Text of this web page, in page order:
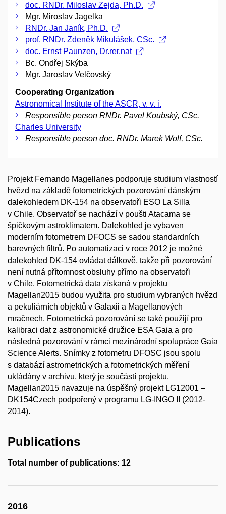
doc. RNDr. Miloslav Zejda, Ph.D.
Mgr. Miroslav Jagelka
RNDr. Jan Janík, Ph.D.
prof. RNDr. Zdeněk Mikulášek, CSc.
doc. Ernst Paunzen, Dr.rer.nat
Bc. Ondřej Skýba
Mgr. Jaroslav Velčovský
Cooperating Organization
Astronomical Institute of the ASCR, v. v. i.
Responsible person RNDr. Pavel Koubský, CSc.
Charles University
Responsible person doc. RNDr. Marek Wolf, CSc.
Projekt Fernando Magellanes podporuje studium vlastností
hvězd na základě fotometrických pozorování dánským
dalekohledem DK-154 na observatoři ESO La Silla
v Chile. Observatoř se nachází v poušti Atacama se
špičkovým astroklimatem. Dalekohled je vybaven
moderním fotometrem DFOCS se sadou standardních
barevných filtrů. Po automatizaci v roce 2012 je možné
dalekohled DK-154 ovládat dálkově, takže při pozorování
není nutná přítomnost obsluhy přímo na observatoři
v Chile. Fotometrická data získaná v projektu
Magellan2015 budou využita pro studium vybraných hvězd
a pekuliárních objektů v Galaxii a Magellanových
mračnech. Fotometrická pozorování se také použijí pro
kalibraci dat z astronomické družice ESA Gaia a pro
následná pozorování v rámci mezinárodní spolupráce Gaia
Science Alerts. Snímky z fotometru DFOSC jsou spolu
s databází astrometrických a fotometrických měření
ukládány v archivu, který je součástí projektu.
Magellan2015 navazuje na úspěšný projekt LG12001 –
DK154Czech podpořený v programu LG-INGO II (2012-
2014).
Publications
Total number of publications: 12
2016